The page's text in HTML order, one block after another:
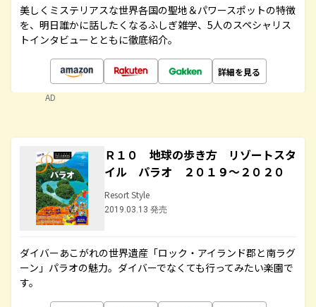
美しくミステリアスな世界各国の聖地＆パワースポットの特徴
を、明日誰かに話したくなるふしぎ雑学、5人のスペシャリス
トインタビューとともに徹底紹介。
詳細を見る
AD
Ｒ１０ 地球の歩き方 リゾートスタ
イル パラオ ２０１９～２０２０
Resort Style
2019.03.13 発売
ダイバーあこがれの世界遺産「ロック・アイランド郡と南ラグ
ーン」パラオの魅力。ダイバーでなくても行ってみたい楽園で
す。